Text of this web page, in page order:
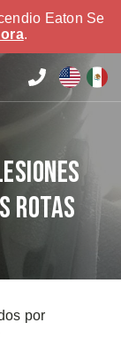
Eaton Se
.
Rotas
por